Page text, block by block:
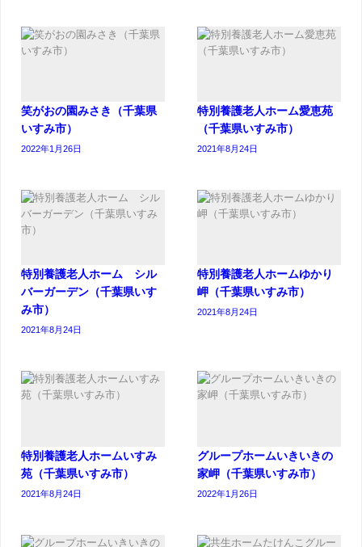
笑がおの園みさき（千葉県
いすみ市）
2022年1月26日
特別養護老人ホーム愛恵苑
（千葉県いすみ市）
2021年8月24日
特別養護老人ホーム シル
バーガーデン（千葉県いす
み市）
2021年8月24日
特別養護老人ホームゆかり
岬（千葉県いすみ市）
2021年8月24日
特別養護老人ホームいすみ
苑（千葉県いすみ市）
2021年8月24日
グループホームいきいきの
家岬（千葉県いすみ市）
2022年1月26日